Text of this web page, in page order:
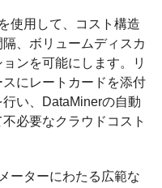
使用して、コスト構造
、ボリュームディスカ
ンを可能にします。リ
にレートカードを添付
い、DataMinerの自動
必要なクラウドコスト
ーターにわたる広範な